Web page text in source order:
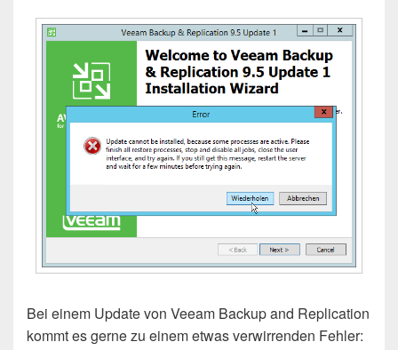
Bei einem Update von Veeam Backup and Replication
kommt es gerne zu einem etwas verwirrenden Fehler: